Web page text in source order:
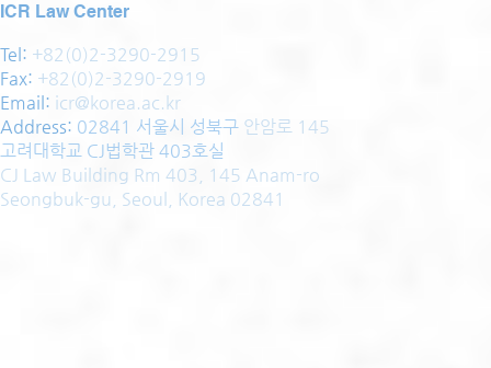
ICR Law Center
Tel: +82(0)2-3290-2915
Fax: +82(0)2-3290-2919
Email: icr@korea.ac.kr
Address: 02841 서울시 성북구 안암로 145
고려대학교 CJ법학관 403호실
CJ Law Building Rm 403, 145 Anam-ro
Seongbuk-gu, Seoul, Korea 02841